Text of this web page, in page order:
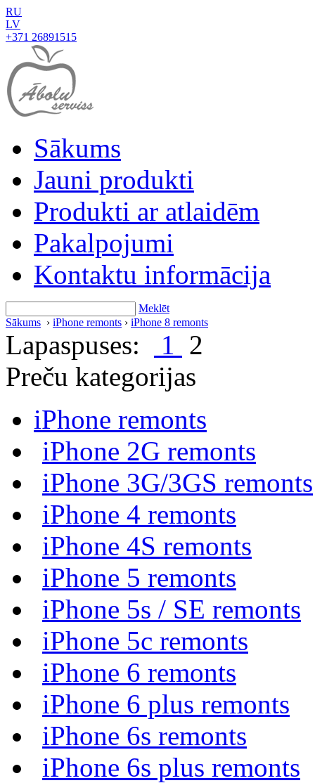
RU
LV
+371 26891515
Sākums
Jauni produkti
Produkti ar atlaidēm
Pakalpojumi
Kontaktu informācija
Meklēt
Sākums › iPhone remonts › iPhone 8 remonts
Lapaspuses: 1 2
Preču kategorijas
iPhone remonts
iPhone 2G remonts
iPhone 3G/3GS remonts
iPhone 4 remonts
iPhone 4S remonts
iPhone 5 remonts
iPhone 5s / SE remonts
iPhone 5c remonts
iPhone 6 remonts
iPhone 6 plus remonts
iPhone 6s remonts
iPhone 6s plus remonts